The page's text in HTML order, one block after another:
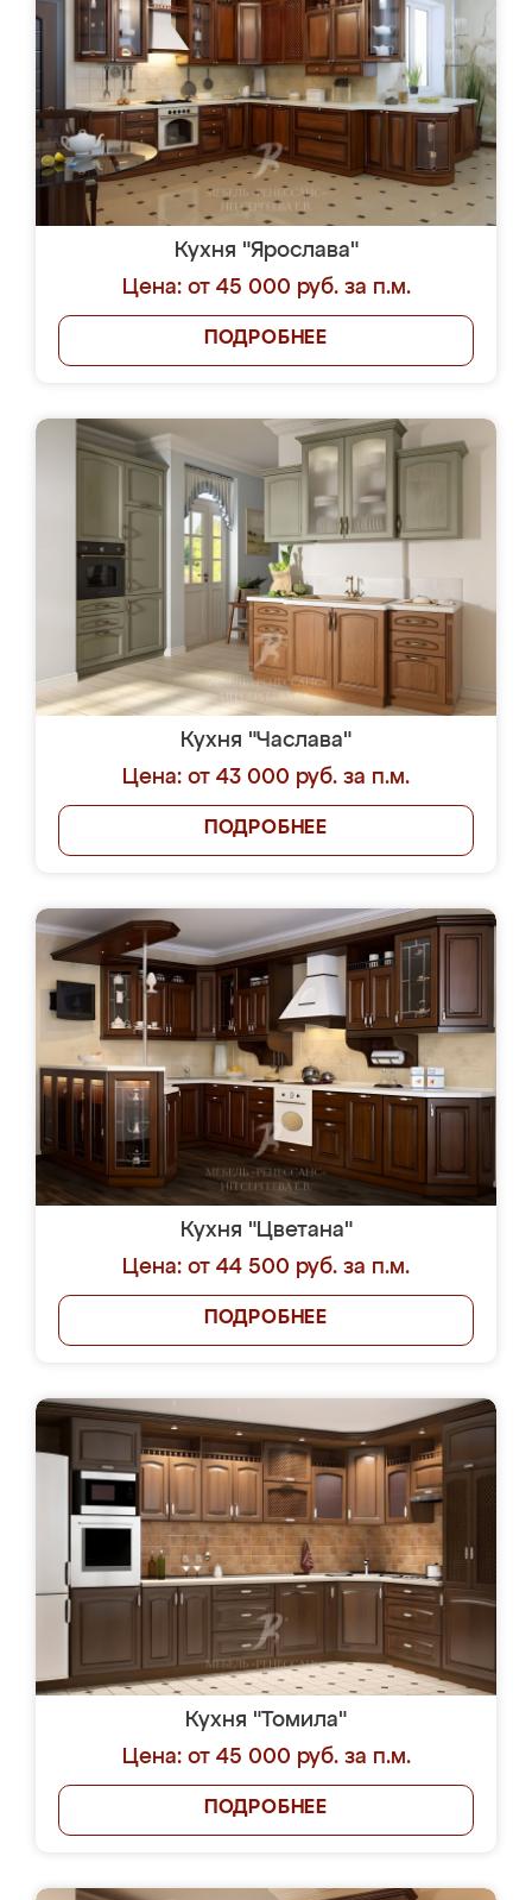
Кухня "Ярослава"
Цена: от 45 000 руб. за п.м.
ПОДРОБНЕЕ
Кухня "Часлава"
Цена: от 43 000 руб. за п.м.
ПОДРОБНЕЕ
Кухня "Цветана"
Цена: от 44 500 руб. за п.м.
ПОДРОБНЕЕ
Кухня "Томила"
Цена: от 45 000 руб. за п.м.
ПОДРОБНЕЕ